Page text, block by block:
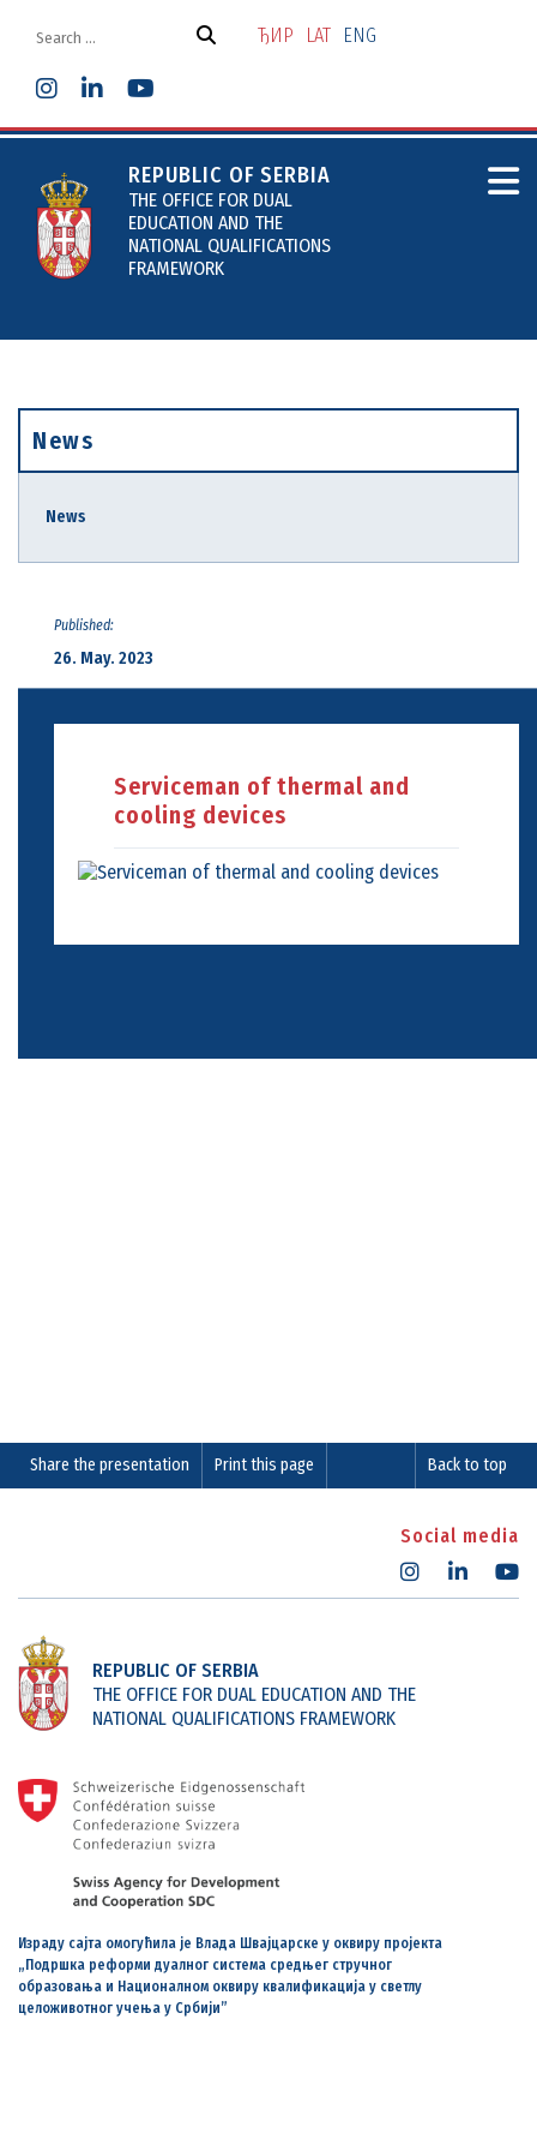
content
ЂИР LAT ENG
REPUBLIC OF SERBIA
THE OFFICE FOR DUAL
EDUCATION AND THE
NATIONAL QUALIFICATIONS
FRAMEWORK
News
News
Published:
26. May. 2023
Serviceman of thermal and
cooling devices
Share the presentation Print this page Back to top
Social media
REPUBLIC OF SERBIA
THE OFFICE FOR DUAL EDUCATION AND THE
NATIONAL QUALIFICATIONS FRAMEWORK
Израду сајта омогућила је Влада Швајцарске у оквиру пројекта
„Подршка реформи дуалног система средњег стручног
образовања и Националном оквиру квалификација у светлу
целоживотног учења у Србији”